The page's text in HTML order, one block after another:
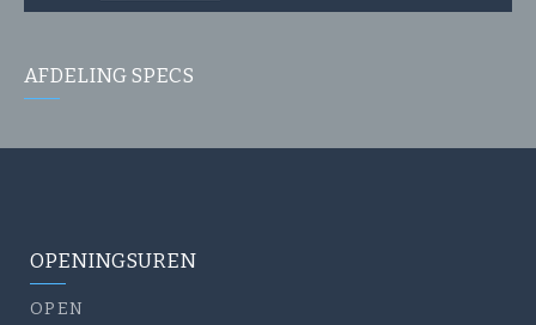
AFDELING SPECS
OPENINGSUREN
OPEN